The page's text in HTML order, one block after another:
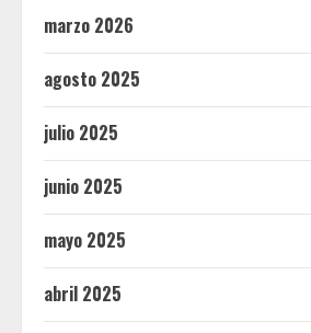
marzo 2026
agosto 2025
julio 2025
junio 2025
mayo 2025
abril 2025